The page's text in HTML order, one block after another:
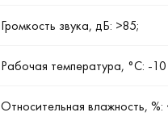
Громкость звука, дБ: >85;
Рабочая температура, °С: -
Относительная влажность, %: